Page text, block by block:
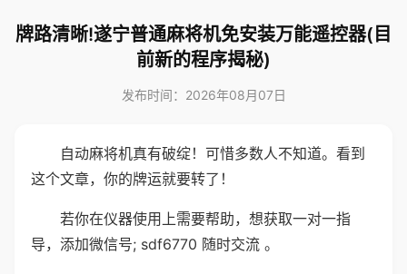
牌路清晰!遂宁普通麻将机免安装万能遥控器(目
前新的程序揭秘)
发布时间：2026年08月07日
自动麻将机真有破绽！可惜多数人不知道。看到
这个文章，你的牌运就要转了！
若你在仪器使用上需要帮助，想获取一对一指
导，添加微信号; sdf6770 随时交流 。